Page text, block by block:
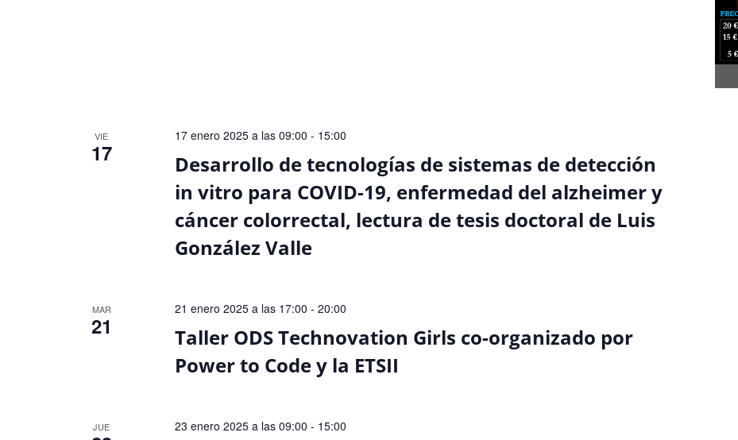
VIE
17
Desarrollo de tecnologías de sistemas de detección
in vitro para COVID-19, enfermedad del alzheimer y
cáncer colorrectal, lectura de tesis doctoral de Luis
González Valle
17 enero 2025 a las 09:00 - 15:00
MAR
21
Taller ODS Technovation Girls co-organizado por
Power to Code y la ETSII
21 enero 2025 a las 17:00 - 20:00
JUE 23 enero 2025 a las 09:00 - 15:00